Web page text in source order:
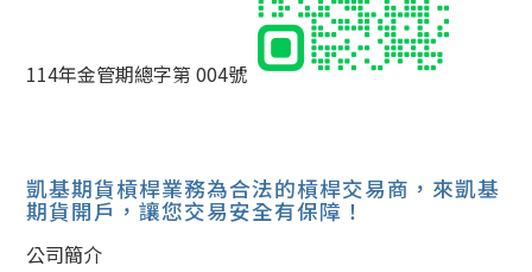
114年金管期總字第 004號
凱基期貨槓桿業務為合法的槓桿交易商，來凱基
期貨開戶，讓您交易安全有保障！
公司簡介